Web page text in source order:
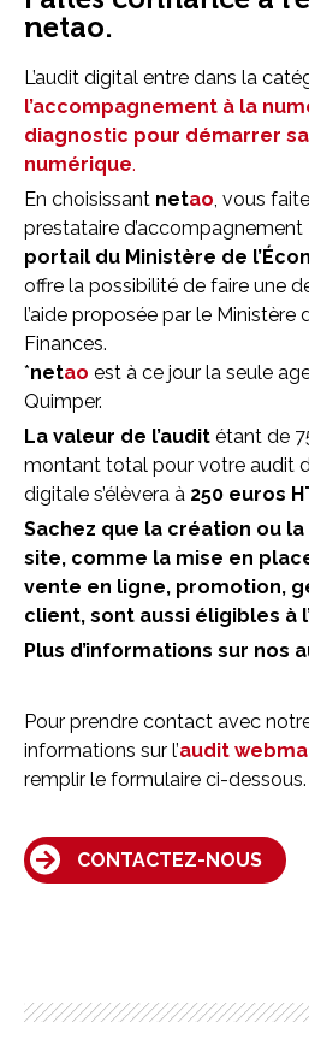
netao.
L’audit digital entre dans la
l’accompagnement à la
diagnostic pour démarrer
numérique.
En choisissant netao, vous
prestataire d’accompagnement
portail du Ministère de
offre la possibilité de faire une
l’aide proposée par le Ministère
Finances.
*netao est à ce jour la seule
Quimper.
La valeur de l’audit étant de
montant total pour votre audit
digitale s’élèvera à 250 euros
Sachez que la création ou la
site, comme la mise en
vente en ligne, promotion,
client, sont aussi éligibles à
Plus d’informations sur nos
Pour prendre contact avec
informations sur l’audit
remplir le formulaire ci-dessous.
CONTACTEZ-NOUS